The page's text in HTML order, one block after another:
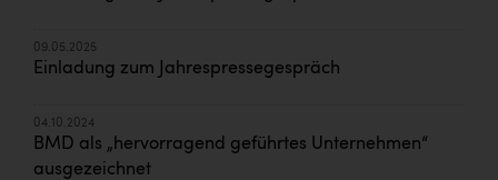
09.05.2025
Einladung zum Jahrespressegespräch
04.10.2024
BMD als „hervorragend geführtes Unternehmen“
ausgezeichnet